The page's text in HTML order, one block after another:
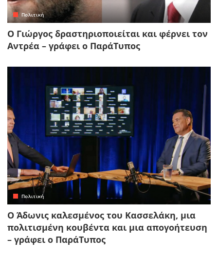
Πολιτική
Ο Γιώργος δραστηριοποιείται και φέρνει τον
Αντρέα – γράφει ο ΠαράΤυπος
Πολιτική
Ο Άδωνις καλεσμένος του Κασσελάκη, μια
πολιτισμένη κουβέντα και μια απογοήτευση
– γράφει ο ΠαράΤυπος